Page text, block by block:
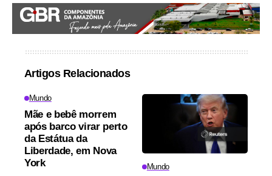
Artigos Relacionados
Mundo
Mãe e bebê morrem
após barco virar perto
da Estátua da
Liberdade, em Nova
York
Mundo